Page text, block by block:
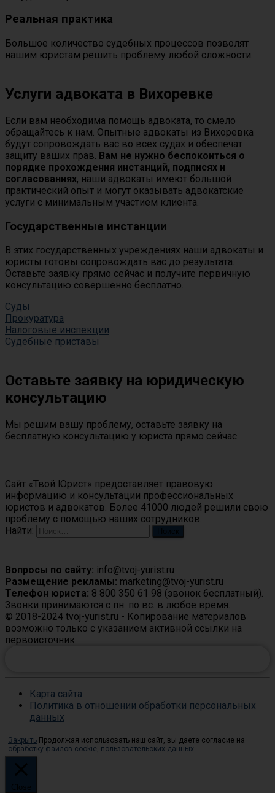
Реальная практика
Большое количество судебных процессов позволят
нашим юристам решить проблему любой сложности.
Услуги адвоката в Вихоревке
Если вам необходима помощь адвоката, то смело
обращайтесь к нам. Опытные адвокаты из Вихоревка
будут сопровождать вас во всех судах и обеспечат
защиту ваших прав. Вам не нужно беспокоиться о
порядке прохождения инстанций, подписях и
согласованиях, наши адвокаты имеют большой
практический опыт и могут оказывать адвокатские
услуги с минимальным участием клиента.
Государственные инстанции
В этих государственных учреждениях наши адвокаты и
юристы готовы сопровождать вас до результата.
Оставьте заявку прямо сейчас и получите первичную
консультацию совершенно бесплатно.
Суды
Прокуратура
Налоговые инспекции
Судебные приставы
Оставьте заявку на юридическую
консультацию
Мы решим вашу проблему, оставьте заявку на
бесплатную консультацию у юриста прямо сейчас
Сайт «Твой Юрист» предоставляет правовую
информацию и консультации профессиональных
юристов и адвокатов. Более 41000 людей решили свою
проблему с помощью наших сотрудников.
Найти:
Вопросы по сайту: info@tvoj-yurist.ru
Размещение рекламы: marketing@tvoj-yurist.ru
Телефон юриста: 8 800 350 61 98 (звонок бесплатный).
Звонки принимаются с пн. по вс. в любое время.
© 2018-2024 tvoj-yurist.ru - Копирование материалов
возможно только с указанием активной ссылки на
первоисточник.
Карта сайта
Политика в отношении обработки персональных
данных
Закрыть Продолжая использовать наш сайт, вы даете согласие на
обработку файлов cookie, пользовательских данных